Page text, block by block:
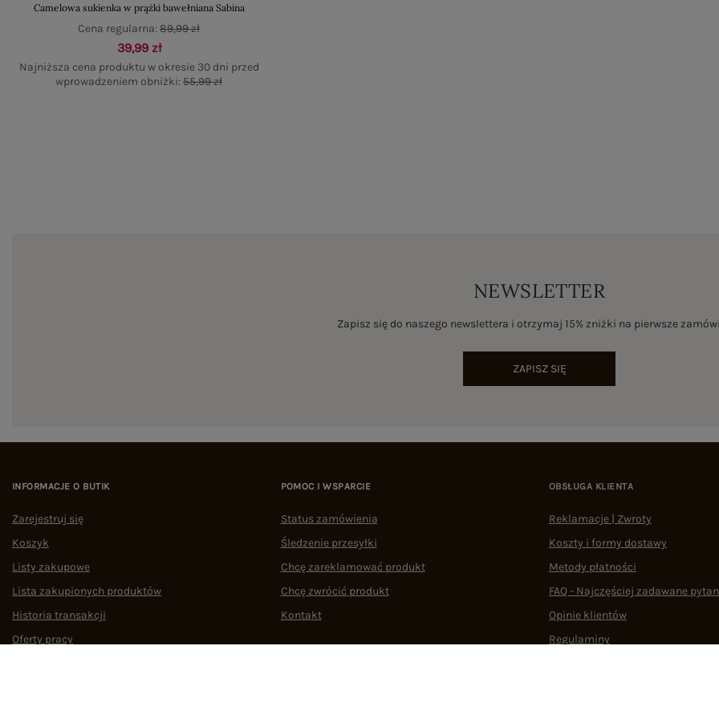
Camelowa sukienka w prążki bawełniana Sabina
39,99 zł
Najniższa cena produktu w okresie 30 dni przed
wprowadzeniem obniżki:55,99 zł
Cena regularna:89,99 zł
NEWSLETTER
Zapisz się do naszego newslettera i otrzymaj 15% zniżki na pierwsze
ZAPISZ SIĘ
INFORMACJE O BUTIK
Zarejestruj się
Koszyk
Listy zakupowe
Lista zakupionych produktów
Historia transakcji
Oferty pracy
POMOC I WSPARCIE
Status zamówienia
Śledzenie przesyłki
Chcę zareklamować produkt
Chcę zwrócić produkt
Kontakt
OBSŁUGA KLIENTA
Reklamacje | Zwroty
Koszty i formy dostawy
Metody płatności
FAQ - Najczęściej zadawane
Opinie klientów
Regulaminy